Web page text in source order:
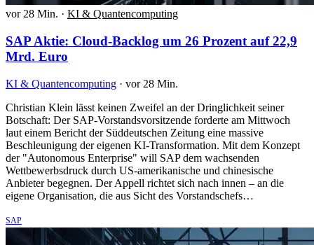
vor 28 Min. · KI & Quantencomputing
SAP Aktie: Cloud-Backlog um 26 Prozent auf 22,9
Mrd. Euro
KI & Quantencomputing · vor 28 Min.
Christian Klein lässt keinen Zweifel an der Dringlichkeit seiner
Botschaft: Der SAP-Vorstandsvorsitzende forderte am Mittwoch
laut einem Bericht der Süddeutschen Zeitung eine massive
Beschleunigung der eigenen KI-Transformation. Mit dem Konzept
der "Autonomous Enterprise" will SAP dem wachsenden
Wettbewerbsdruck durch US-amerikanische und chinesische
Anbieter begegnen. Der Appell richtet sich nach innen – an die
eigene Organisation, die aus Sicht des Vorstandschefs…
SAP